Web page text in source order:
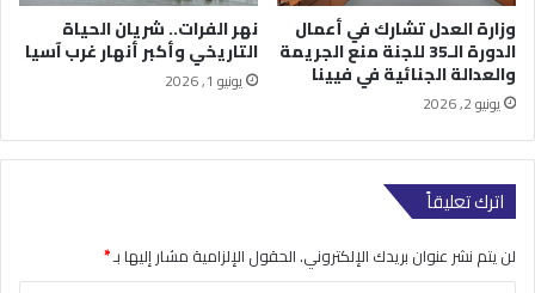
وزارة العدل تشارك في أعمال
الدورة الـ35 للجنة منع الجريمة
والعدالة الجنائية في فيينا
يونيو 2, 2026
نهر الفرات.. شريان الحياة
التاريخي وأكبر أنهار غرب آسيا
يونيو 1, 2026
اترك تعليقاً
لن يتم نشر عنوان بريدك الإلكتروني.الحقول الإلزامية مشار إليها بـ*